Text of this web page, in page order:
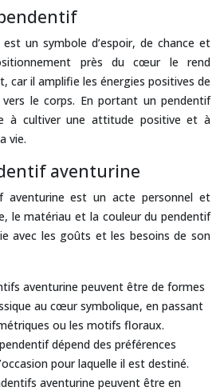
un symbole d’espoir, de chance et
près du cœur le rend
car il amplifie les énergies positives de
le corps. En portant un pendentif
à cultiver une attitude positive et à
vie.
aventurine
aventurine est un acte personnel et
le matériau et la couleur du pendentif
avec les goûts et les besoins de son
aventurine peuvent être de formes
au cœur symbolique, en passant
ou les motifs floraux.
dépend des préférences
pour laquelle il est destiné.
aventurine peuvent être en